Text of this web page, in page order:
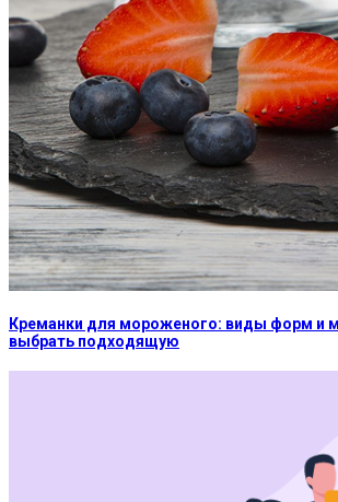
Креманки для мороженого: виды форм и
выбрать подходящую